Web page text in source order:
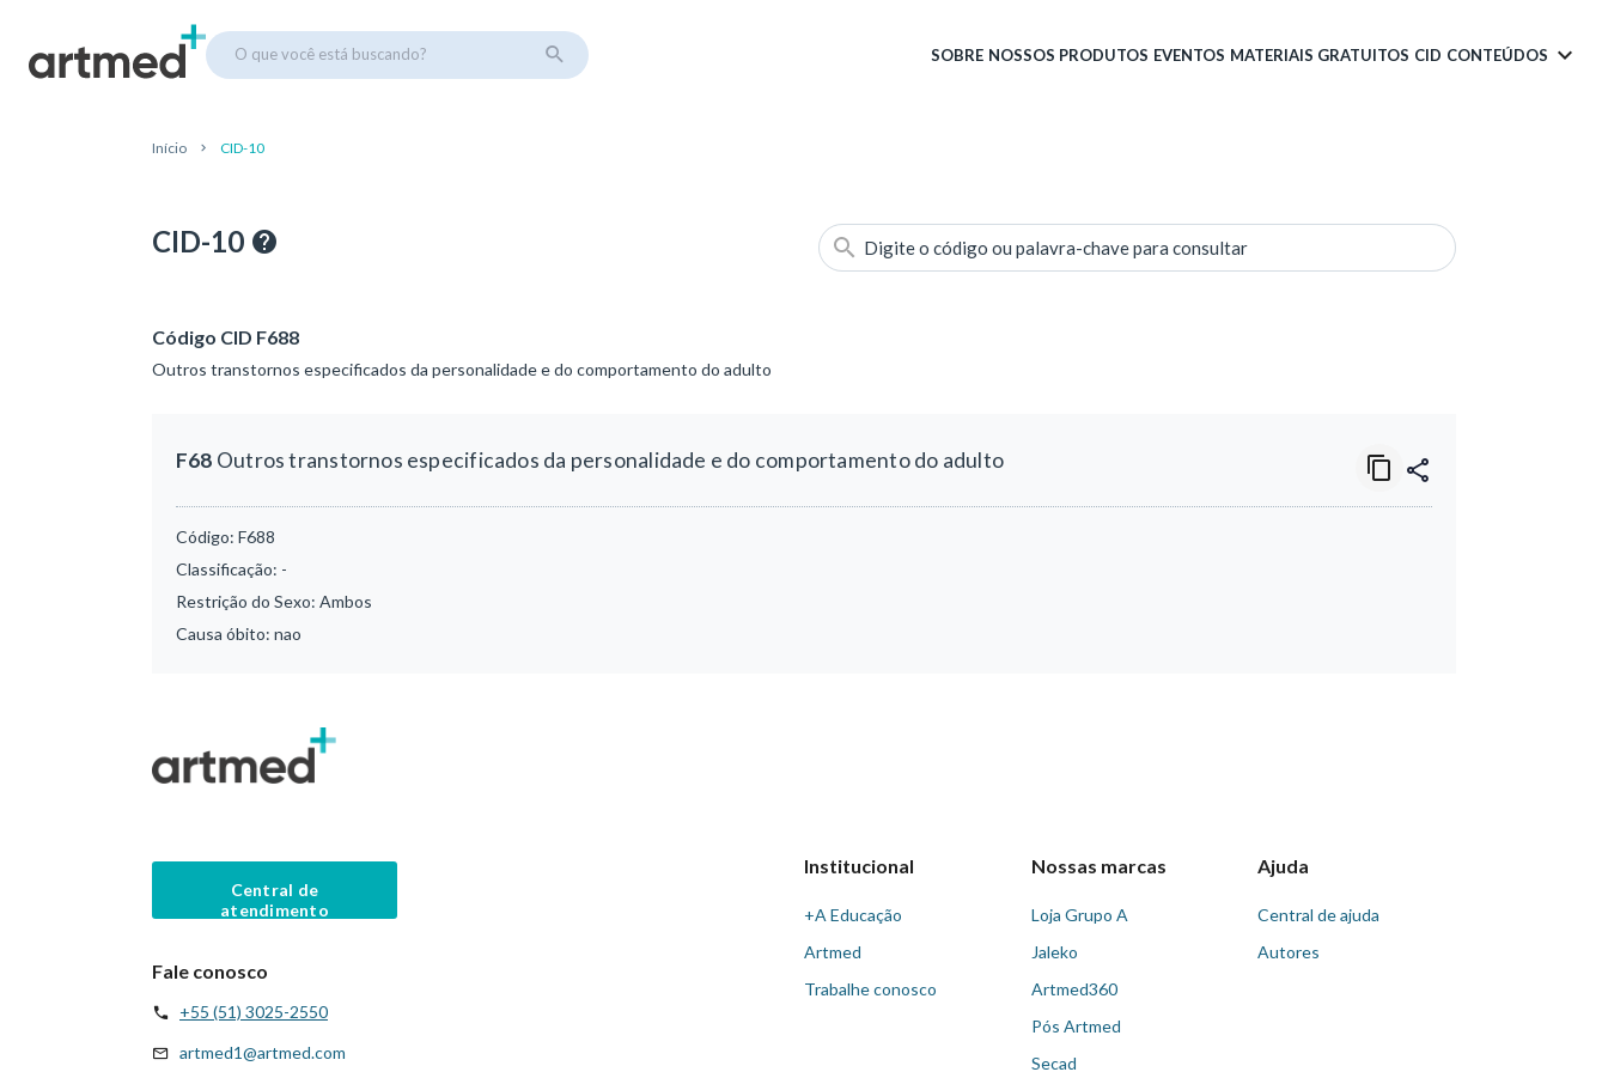
O que você está buscando? SOBRE NOSSOS PRODUTOS EVENTOS MATERIAIS GRATUITOS CID CONTEÚDOS
Início CID-10
CID-10 Digite o código ou palavra-chave para consultar
Código CID F688
Outros transtornos especificados da personalidade e do comportamento do adulto
F68 Outros transtornos especificados da personalidade e do comportamento do adulto
Código: F688
Classificação: -
Restrição do Sexo: Ambos
Causa óbito: nao
Central de
atendimento
Fale conosco
+55 (51) 3025-2550
artmed1@artmed.com
Institucional
+A Educação
Artmed
Trabalhe conosco
Nossas marcas
Loja Grupo A
Jaleko
Artmed360
Pós Artmed
Secad
Ajuda
Central de ajuda
Autores